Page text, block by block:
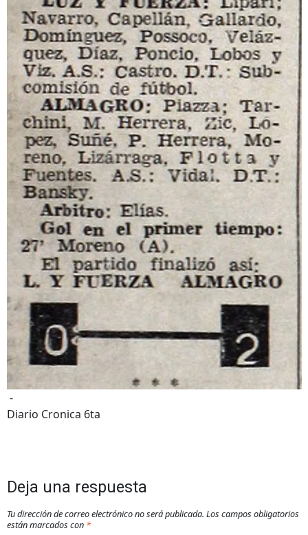
-
Diario Cronica 6ta
Deja una respuesta
Tu dirección de correo electrónico no será publicada. Los campos obligatorios
están marcados con *